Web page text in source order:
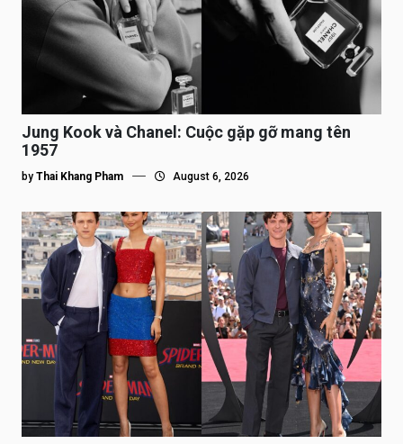
Jung Kook và Chanel: Cuộc gặp gỡ mang tên
1957
by Thai Khang Pham August 6, 2026